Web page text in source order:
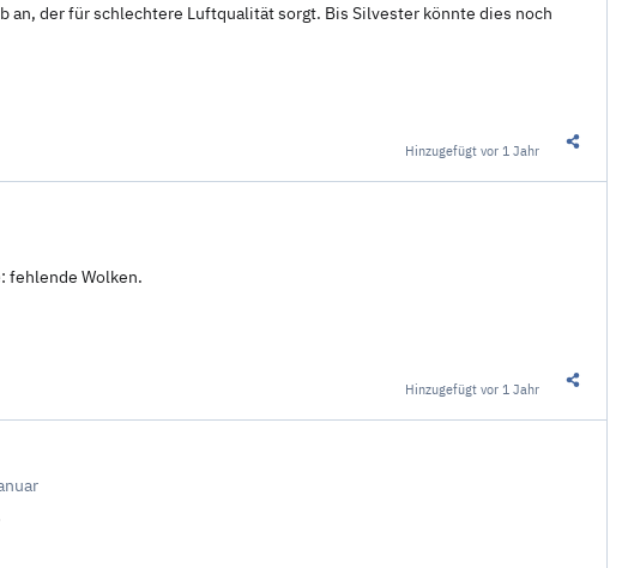
der für schlechtere Luftqualität sorgt. Bis Silvester könnte dies noch
Hinzugefügtvor 1 Jahr
fehlende Wolken.
Hinzugefügtvor 1 Jahr